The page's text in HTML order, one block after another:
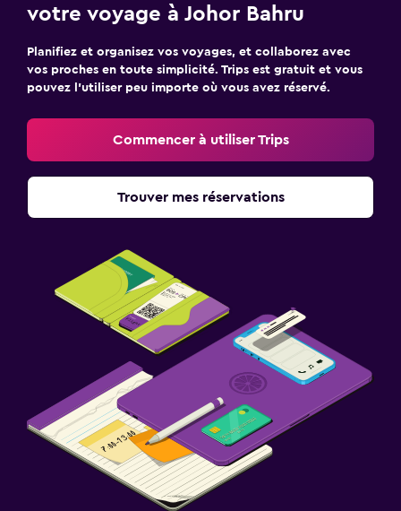
votre voyage à Johor Bahru
Planifiez et organisez vos voyages, et collaborez avec
vos proches en toute simplicité. Trips est gratuit et vous
pouvez l’utiliser peu importe où vous avez réservé.
Commencer à utiliser Trips
Trouver mes réservations